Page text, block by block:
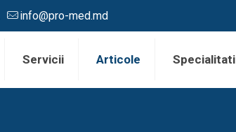
info@pro-med.md
Servicii Articole Specialitati